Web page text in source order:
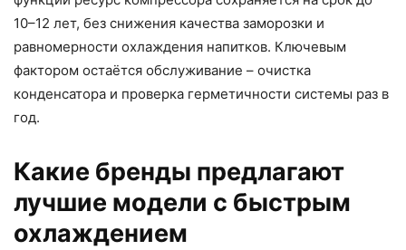
10–12 лет, без снижения качества заморозки и
равномерности охлаждения напитков. Ключевым
фактором остаётся обслуживание – очистка
конденсатора и проверка герметичности системы раз в
год.
Какие бренды предлагают
лучшие модели с быстрым
охлаждением